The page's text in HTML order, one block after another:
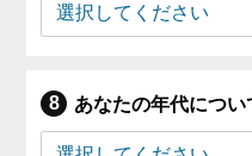
あなたの年代につ